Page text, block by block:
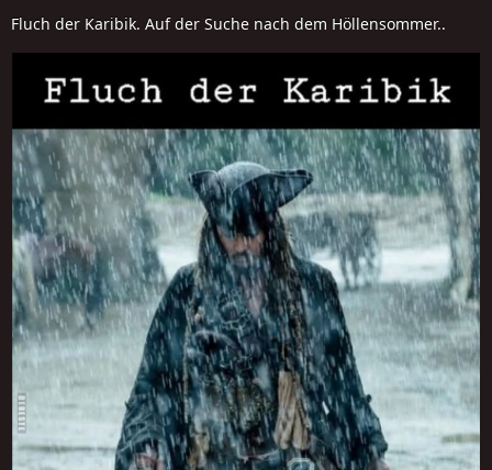
Fluch der Karibik. Auf der Suche nach dem Höllensommer..